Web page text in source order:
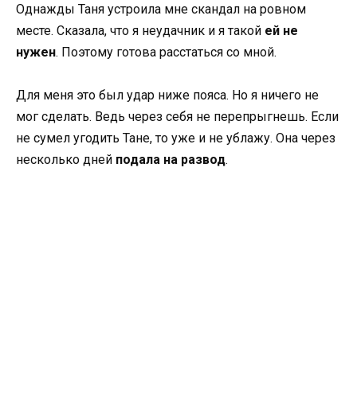
Однажды Таня устроила мне скандал на ровном
месте. Сказала, что я неудачник и я такой ей не
нужен. Поэтому готова расстаться со мной.
Для меня это был удар ниже пояса. Но я ничего не
мог сделать. Ведь через себя не перепрыгнешь. Если
не сумел угодить Тане, то уже и не ублажу. Она через
несколько дней подала на развод.